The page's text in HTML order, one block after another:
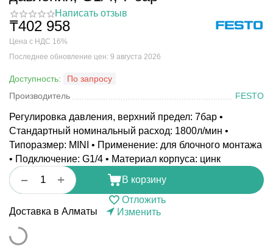
Написать отзыв
₸402 958
Цена с НДС 16%
Последнее обновление цен: 9 августа 2026
Доступность:
По запросу
Производитель
FESTO
Регулировка давления, верхний предел: 7бар •
Стандартный номинальный расход: 1800л/мин •
Типоразмер: MINI • Применение: для блочного монтажа
• Подключение: G1/4 • Материал корпуса: цинк
+
−
В корзину
Отложить
Доставка в Алматы
Изменить